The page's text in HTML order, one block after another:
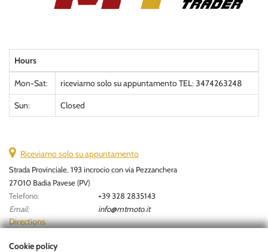
Hours
Mon-Sat: riceviamo solo su appuntamento TEL: 3474263248
Sun: Closed
Riceviamo solo su appuntamento
Strada Provinciale, 193 incrocio con via Pezzanchera
27010 Badia Pavese (PV)
Telefono:
+39 328 2835143
Email:
info@mtmoto.it
Directions
Cookie policy